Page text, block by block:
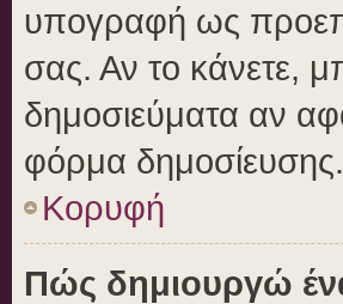
υπογραφή ως
σας. Αν το κάνετε,
δημοσιεύματα αν
φόρμα δημοσίευσης.
Κορυφή
Πώς δημιουργώ